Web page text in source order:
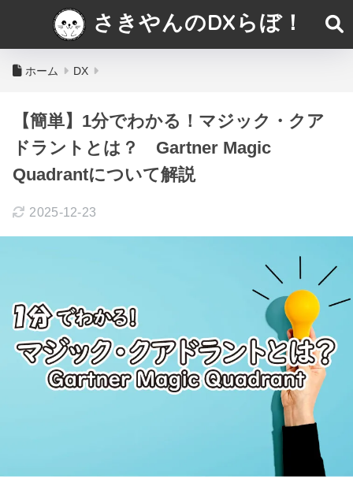
さきやんのDXらぼ！
ホーム DX
【簡単】1分でわかる！マジック・クア
ドラントとは？ Gartner Magic
Quadrantについて解説
2025-12-23